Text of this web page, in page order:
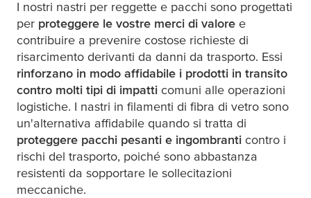
I nostri nastri per reggette e pacchi sono progettati
per proteggere le vostre merci di valore e
contribuire a prevenire costose richieste di
risarcimento derivanti da danni da trasporto. Essi
rinforzano in modo affidabile i prodotti in transito
contro molti tipi di impatti comuni alle operazioni
logistiche. I nastri in filamenti di fibra di vetro sono
un'alternativa affidabile quando si tratta di
proteggere pacchi pesanti e ingombranti contro i
rischi del trasporto, poiché sono abbastanza
resistenti da sopportare le sollecitazioni
meccaniche.